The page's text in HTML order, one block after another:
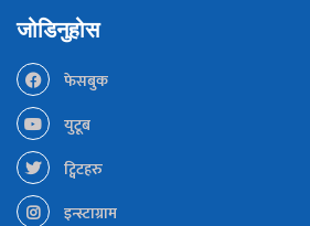
जोडिनुहोस
फेसबुक
युटूब
ट्विटहरु
इन्स्टाग्राम